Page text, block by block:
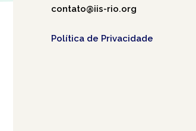
contato@iis-rio.org
Política de Privacidade